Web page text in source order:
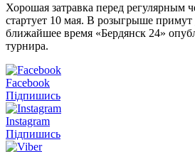
Хорошая затравка перед регулярным
стартует 10 мая. В розыгрыше примут
ближайшее время «Бердянск 24»
турнира.
Facebook
Підпишись
Instagram
Підпишись